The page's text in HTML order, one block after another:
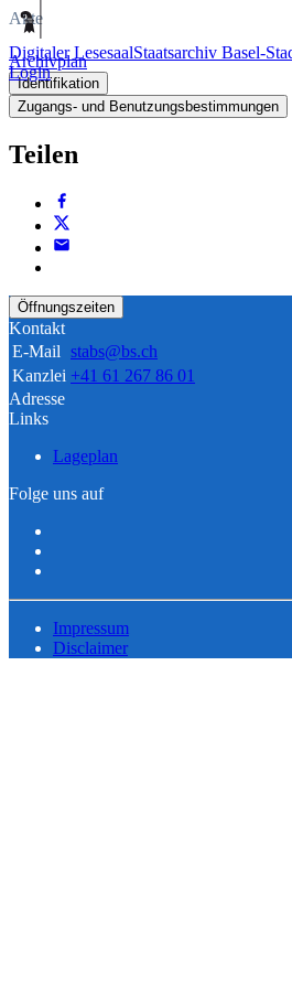
Digitaler LesesaalStaatsarchiv Basel-
Login
Akte
Archivplan
Identifikation
Zugangs- und Benutzungsbestimmungen
Teilen
Öffnungszeiten
Kontakt
E-Mail stabs@bs.ch
Kanzlei +41 61 267 86 01
Adresse
Links
Lageplan
Folge uns auf
Impressum
Disclaimer